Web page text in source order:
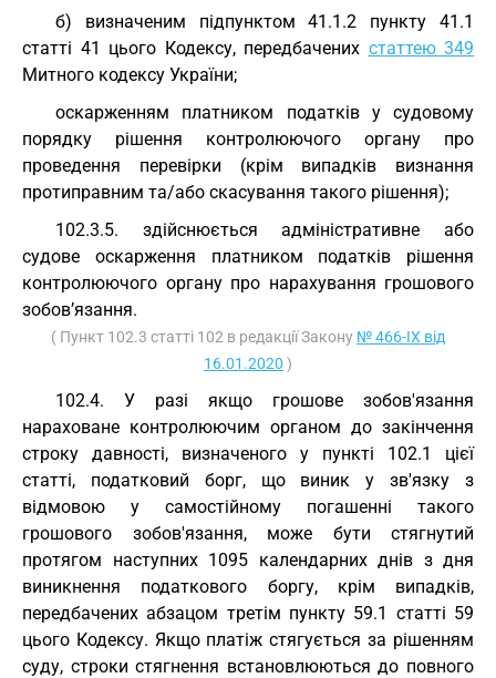
б) визначеним підпунктом 41.1.2 пункту 41.1
статті 41 цього Кодексу, передбачених статтею 349
Митного кодексу України;
оскарженням платником податків у судовому
порядку рішення контролюючого органу про
проведення перевірки (крім випадків визнання
протиправним та/або скасування такого рішення);
102.3.5. здійснюється адміністративне або
судове оскарження платником податків рішення
контролюючого органу про нарахування грошового
зобов’язання.
( Пункт 102.3 статті 102 в редакції Закону № 466-IX від
16.01.2020 )
102.4. У разі якщо грошове зобов'язання
нараховане контролюючим органом до закінчення
строку давності, визначеного у пункті 102.1 цієї
статті, податковий борг, що виник у зв'язку з
відмовою у самостійному погашенні такого
грошового зобов'язання, може бути стягнутий
протягом наступних 1095 календарних днів з дня
виникнення податкового боргу, крім випадків,
передбачених абзацом третім пункту 59.1 статті 59
цього Кодексу. Якщо платіж стягується за рішенням
суду, строки стягнення встановлюються до повного